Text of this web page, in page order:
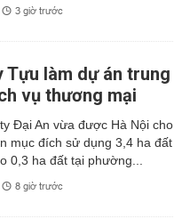
3 giờ trước
Tựu làm dự án trung
vụ thương mại
Đại An vừa được Hà Nội cho
mục đích sử dụng 3,4 ha đất
0,3 ha đất tại phường...
8 giờ trước